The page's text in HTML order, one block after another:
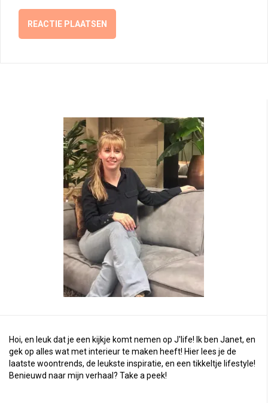
Hoi, en leuk dat je een kijkje komt nemen op J'life! Ik ben Janet, en
gek op alles wat met interieur te maken heeft! Hier lees je de
laatste woontrends, de leukste inspiratie, en een tikkeltje lifestyle!
Benieuwd naar mijn verhaal? Take a peek!